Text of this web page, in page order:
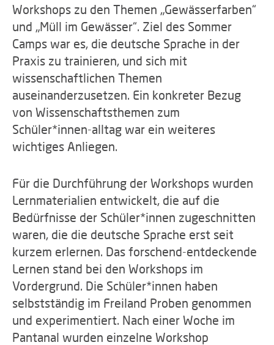
Workshops zu den Themen „Gewässerfarben“
und „Müll im Gewässer“. Ziel des Sommer
Camps war es, die deutsche Sprache in der
Praxis zu trainieren, und sich mit
wissenschaftlichen Themen
auseinanderzusetzen. Ein konkreter Bezug
von Wissenschaftsthemen zum
Schüler*innen-alltag war ein weiteres
wichtiges Anliegen.
Für die Durchführung der Workshops wurden
Lernmaterialien entwickelt, die auf die
Bedürfnisse der Schüler*innen zugeschnitten
waren, die die deutsche Sprache erst seit
kurzem erlernen. Das forschend-entdeckende
Lernen stand bei den Workshops im
Vordergrund. Die Schüler*innen haben
selbstständig im Freiland Proben genommen
und experimentiert. Nach einer Woche im
Pantanal wurden einzelne Workshop